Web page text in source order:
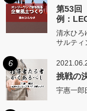
第53回
例：
清水ひろ
サルティ
6
挑戦の
宇惠一郎